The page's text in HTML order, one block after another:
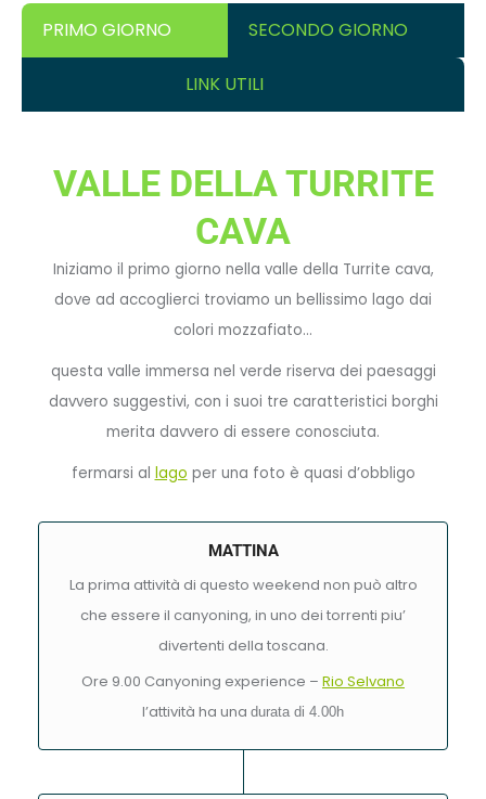
PRIMO GIORNO SECONDO GIORNO
LINK UTILI
VALLE DELLA TURRITE
CAVA
Iniziamo il primo giorno nella valle della Turrite cava,
dove ad accoglierci troviamo un bellissimo lago dai
colori mozzafiato…
questa valle immersa nel verde riserva dei paesaggi
davvero suggestivi, con i suoi tre caratteristici borghi
merita davvero di essere conosciuta.
fermarsi al lago per una foto è quasi d’obbligo
MATTINA
La prima attività di questo weekend non può altro
che essere il canyoning, in uno dei torrenti piu’
divertenti della toscana.
Ore 9.00 Canyoning experience – Rio Selvano
l’attività ha una durata di 4.00h